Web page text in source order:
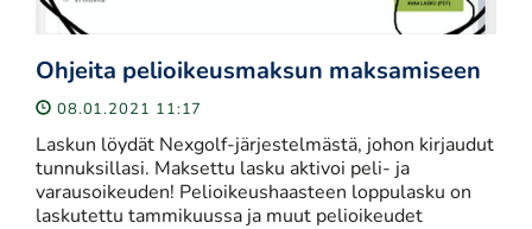
Ohjeita pelioikeusmaksun maksamiseen
08.01.2021 11:17
Laskun löydät Nexgolf-järjestelmästä, johon kirjaudut
tunnuksillasi. Maksettu lasku aktivoi peli- ja
varausoikeuden! Pelioikeushaasteen loppulasku on
laskutettu tammikuussa ja muut pelioikeudet